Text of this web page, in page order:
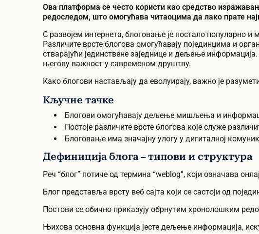
Ова платформа се често користи као средство
редоследом, што омогућава читаоцима да лако прате
С развојем интернета, блоговање је постало популарно
Различите врсте блогова омогућавају појединцима и
стварајући јединствене заједнице и дељење
његову важност у савременом друштву.
Како блогови настављају да еволуирају, важно је
Кључне тачке
Блогови омогућавају дељење мишљења и
Постоје различите врсте блогова које служе
Блоговање има значајну улогу у дигиталној
Дефиниција блога – типови и структура
Реч “блог” потиче од термина “weblog”, који означава
Блог представља врсту веб сајта који се састоји од
Постови се обично приказују обрнутим хронолошким
Њихова основна функција јесте дељење информација,